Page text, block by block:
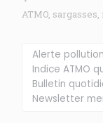
ATMO,
Membre de